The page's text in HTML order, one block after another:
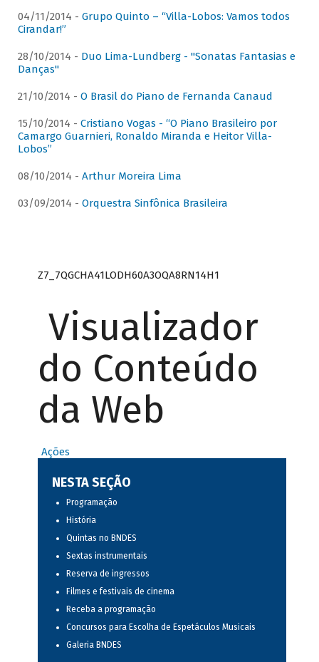
04/11/2014 - Grupo Quinto – “Villa-Lobos: Vamos todos
Cirandar!”
28/10/2014 - Duo Lima-Lundberg - "Sonatas Fantasias e
Danças"
21/10/2014 - O Brasil do Piano de Fernanda Canaud
15/10/2014 - Cristiano Vogas - “O Piano Brasileiro por
Camargo Guarnieri, Ronaldo Miranda e Heitor Villa-
Lobos”
08/10/2014 - Arthur Moreira Lima
03/09/2014 - Orquestra Sinfônica Brasileira
Z7_7QGCHA41LODH60A3OQA8RN14H1
Visualizador
do Conteúdo
da Web
Ações
NESTA SEÇÃO
Programação
História
Quintas no BNDES
Sextas instrumentais
Reserva de ingressos
Filmes e festivais de cinema
Receba a programação
Concursos para Escolha de Espetáculos Musicais
Galeria BNDES